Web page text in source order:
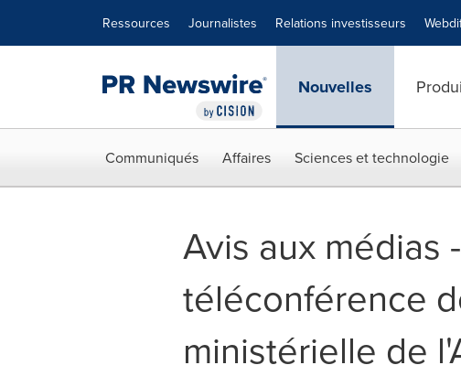
Ressources Journalistes Relations investisseurs
Nouvelles
Communiqués Affaires Sciences et technologie
Avis aux médias
téléconférence
ministérielle de